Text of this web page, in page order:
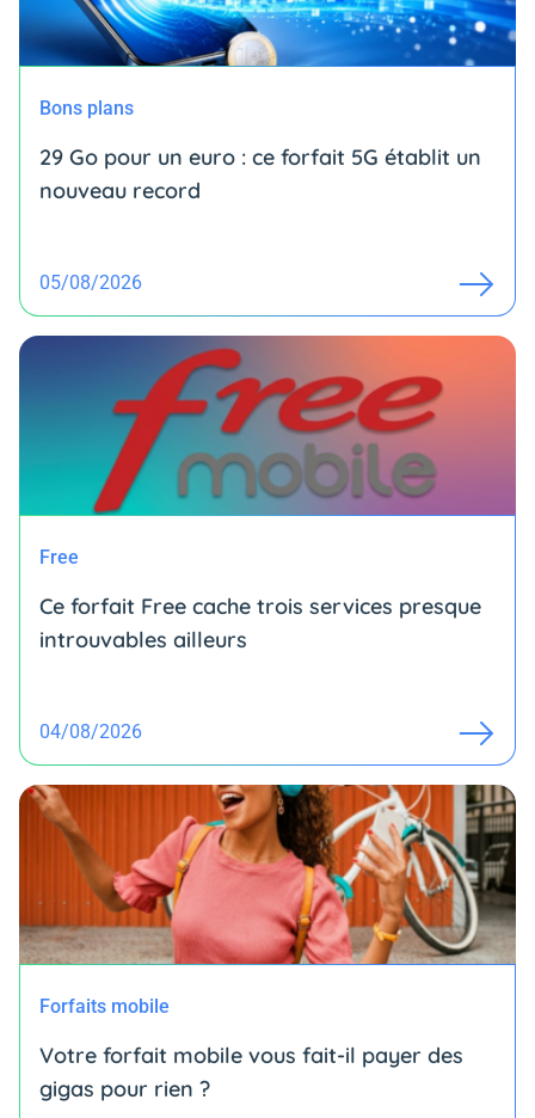
Bons plans
29 Go pour un euro : ce forfait 5G établit un
nouveau record
05/08/2026
Free
Ce forfait Free cache trois services presque
introuvables ailleurs
04/08/2026
Forfaits mobile
Votre forfait mobile vous fait-il payer des
gigas pour rien ?